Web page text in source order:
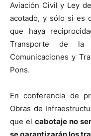
Aviación Civil y Ley
acotado, y sólo si es
que haya
Transporte de la
Comunicaciones y
Pons.
En conferencia de
Obras de
que el cabotaje no
se garantizarán los